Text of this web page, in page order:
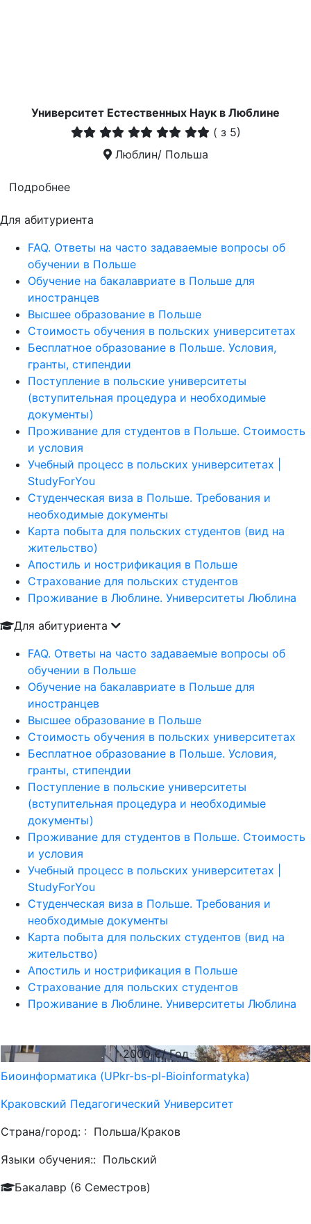
Университет Естественных Наук в Люблине
( з 5)
Люблин/ Польша
Подробнее
Для абитуриента
FAQ. Ответы на часто задаваемые вопросы об
обучении в Польше
Обучение на бакалавриате в Польше для
иностранцев
Высшее образование в Польше
Стоимость обучения в польских университетах
Бесплатное образование в Польше. Условия,
гранты, стипендии
Поступление в польские университеты
(вступительная процедура и необходимые
документы)
Проживание для студентов в Польше. Стоимость
и условия
Учебный процесс в польских университетах |
StudyForYou
Студенческая виза в Польше. Требования и
необходимые документы
Карта побыта для польских студентов (вид на
жительство)
Апостиль и нострификация в Польше
Страхование для польских студентов
Проживание в Люблине. Университеты Люблина
Для абитуриента
FAQ. Ответы на часто задаваемые вопросы об
обучении в Польше
Обучение на бакалавриате в Польше для
иностранцев
Высшее образование в Польше
Стоимость обучения в польских университетах
Бесплатное образование в Польше. Условия,
гранты, стипендии
Поступление в польские университеты
(вступительная процедура и необходимые
документы)
Проживание для студентов в Польше. Стоимость
и условия
Учебный процесс в польских университетах |
StudyForYou
Студенческая виза в Польше. Требования и
необходимые документы
Карта побыта для польских студентов (вид на
жительство)
Апостиль и нострификация в Польше
Страхование для польских студентов
Проживание в Люблине. Университеты Люблина
2000€/ Год
Биоинформатика (UPkr-bs-pl-Bioinformatyka)
Краковский Педагогический Университет
Страна/город: : Польша/Краков
Языки обучения:: Польский
Бакалавр (6 Семестров)